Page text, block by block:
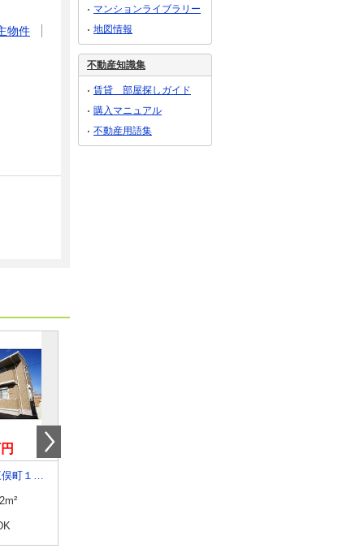
物件
群馬県前橋市三俣町１丁目
マンションライブラリー
地図情報
不動産知識集
賃貸 部屋探しガイド
購入マニュアル
不動産用語集